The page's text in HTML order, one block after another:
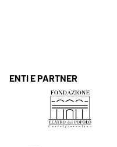
ENTI E PARTNER